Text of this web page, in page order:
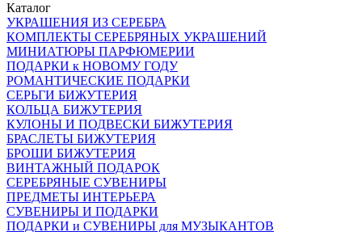
Каталог
УКРАШЕНИЯ ИЗ СЕРЕБРА
КОМПЛЕКТЫ СЕРЕБРЯНЫХ УКРАШЕНИЙ
МИНИАТЮРЫ ПАРФЮМЕРИИ
ПОДАРКИ к НОВОМУ ГОДУ
РОМАНТИЧЕСКИЕ ПОДАРКИ
СЕРЬГИ БИЖУТЕРИЯ
КОЛЬЦА БИЖУТЕРИЯ
КУЛОНЫ И ПОДВЕСКИ БИЖУТЕРИЯ
БРАСЛЕТЫ БИЖУТЕРИЯ
БРОШИ БИЖУТЕРИЯ
ВИНТАЖНЫЙ ПОДАРОК
СЕРЕБРЯНЫЕ СУВЕНИРЫ
ПРЕДМЕТЫ ИНТЕРЬЕРА
СУВЕНИРЫ И ПОДАРКИ
ПОДАРКИ и СУВЕНИРЫ для МУЗЫКАНТОВ